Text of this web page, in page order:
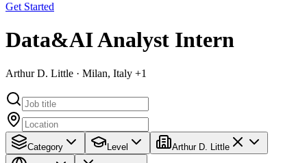
Get Started
Data&AI Analyst Intern
Arthur D. Little · Milan, Italy +1
Category Level Arthur D. Little